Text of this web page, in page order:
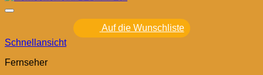
Auf die Wunschliste
Schnellansicht
Fernseher